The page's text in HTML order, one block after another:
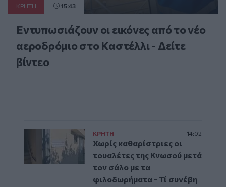
ΚΡΗΤΗ 15:43
Εντυπωσιάζουν οι εικόνες από το νέο
αεροδρόμιο στο Καστέλλι - Δείτε
βίντεο
ΚΡΗΤΗ 14:02
Χωρίς καθαρίστριες οι
τουαλέτες της Κνωσού μετά
τον σάλο με τα
φιλοδωρήματα - Τί συνέβη